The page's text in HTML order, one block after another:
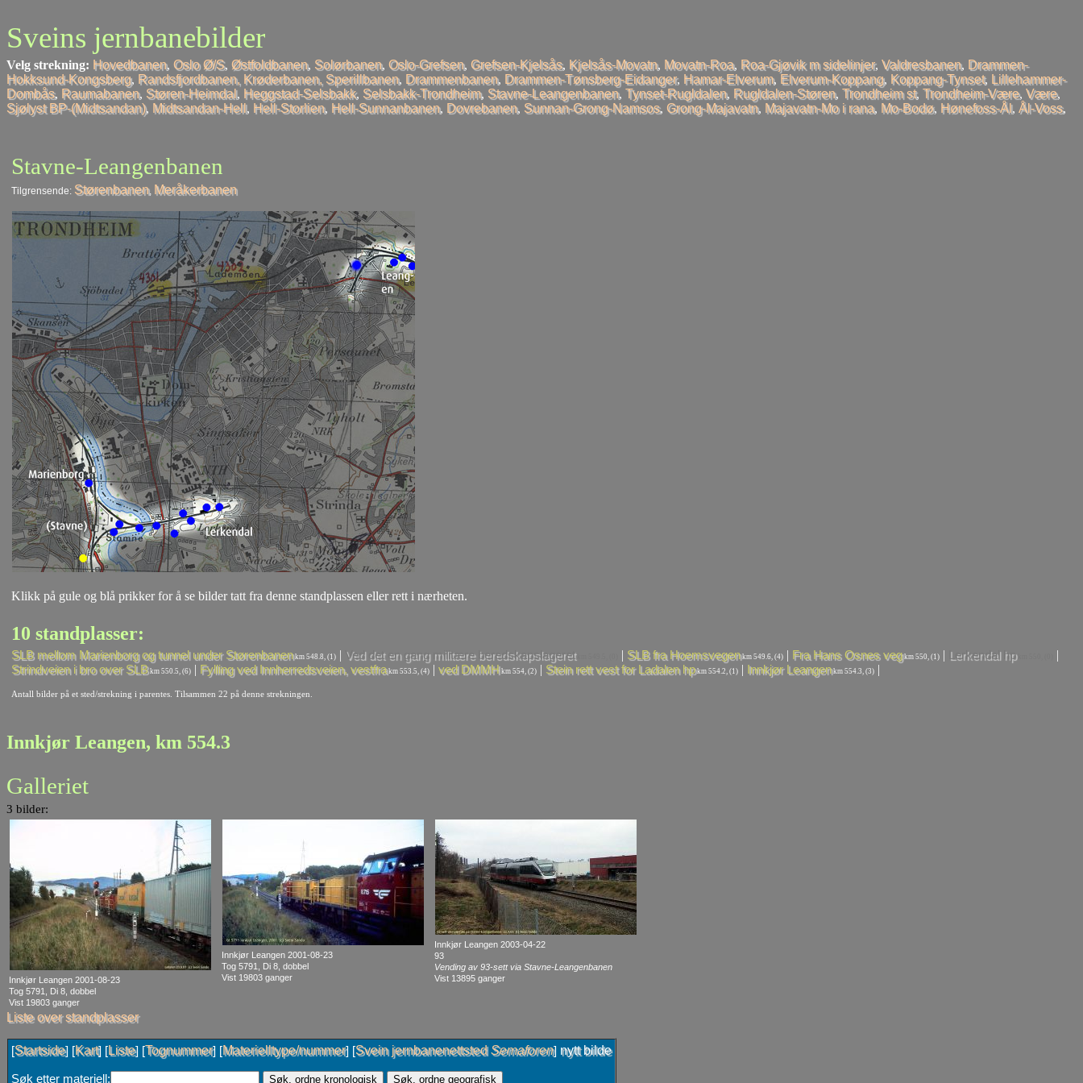
Sveins jernbanebilder
Velg strekning: Hovedbanen, Oslo Ø/S, Østfoldbanen, Solørbanen, Oslo-Grefsen, Grefsen-Kjelsås, Kjelsås-Movatn, Movatn-Roa, Roa-Gjøvik m sidelinjer, Valdresbanen, Drammen-
Hokksund-Kongsberg, Randsfjordbanen, Krøderbanen, Sperillbanen, Drammenbanen, Drammen-Tønsberg-Eidanger, Hamar-Elverum, Elverum-Koppang, Koppang-Tynset, Lillehammer-
Dombås, Raumabanen, Støren-Heimdal, Heggstad-Selsbakk, Selsbakk-Trondheim, Stavne-Leangenbanen, Tynset-Rugldalen, Rugldalen-Støren, Trondheim st, Trondheim-Være, Være,
Sjølyst BP-(Midtsandan), Midtsandan-Hell, Hell-Storlien, Hell-Sunnanbanen, Dovrebanen, Sunnan-Grong-Namsos, Grong-Majavatn, Majavatn-Mo i rana, Mo-Bodø, Hønefoss-Ål, Ål-Voss,
Stavne-Leangenbanen
Tilgrensende: Størenbanen, Meråkerbanen
Klikk på gule og blå prikker for å se bilder tatt fra denne standplassen eller rett i nærheten.
10 standplasser:
SLB mellom Marienborg og tunnel under Størenbanenkm 548.8, (1) | Ved det en gang militære beredskapslageretkm 549.5, (0) | SLB fra Hoemsvegenkm 549.6, (4) | Fra Hans Osnes vegkm 550, (1) | Lerkendal hp km 550, (0) |
Strindveien i bro over SLBkm 550.5, (6) | Fylling ved Innherredsveien, vestfrakm 553.5, (4) | ved DMMH km 554, (2) | Stein rett vest for Ladalen hpkm 554.2, (1) | Innkjør Leangenkm 554.3, (3) |
Antall bilder på et sted/strekning i parentes. Tilsammen 22 på denne strekningen.
Innkjør Leangen, km 554.3
Galleriet
3 bilder:
Innkjør Leangen 2001-08-23
Tog 5791, Di 8, dobbel
Vist 19803 ganger
Innkjør Leangen 2001-08-23
Tog 5791, Di 8, dobbel
Vist 19803 ganger
Innkjør Leangen 2003-04-22
93
Vending av 93-sett via Stavne-Leangenbanen
Vist 13895 ganger
Liste over standplasser
[Startside] [Kart] [Liste] [Tognummer] [Materielltype/nummer] [Svein jernbanenettstedSemaforen] nytt bilde
Søk etter materiell: